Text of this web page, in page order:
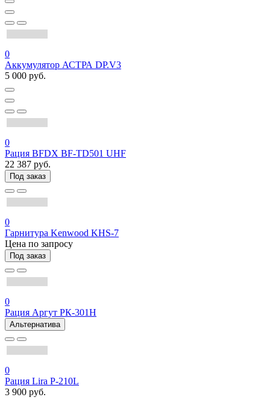
0
Аккумулятор АСТРА DP.V3
5 000 руб.
0
Рация BFDX BF-TD501 UHF
22 387 руб.
Под заказ
0
Гарнитура Kenwood KHS-7
Цена по запросу
Под заказ
0
Рация Аргут РК-301Н
Альтернатива
0
Рация Lira P-210L
3 900 руб.